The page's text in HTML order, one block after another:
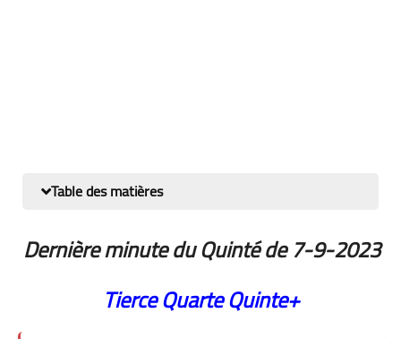
Table des matières
Dernière minute du Quinté de 7-9-2023
TierceQuarteQuinte+